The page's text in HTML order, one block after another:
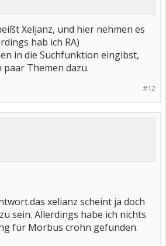
Xeljanz, und hier nehmen es
hab ich RA)
in die Suchfunktion eingibst,
Themen dazu.
#12
xelianz scheint ja doch
sein. Allerdings habe ich nichts
für Morbus crohn gefunden.